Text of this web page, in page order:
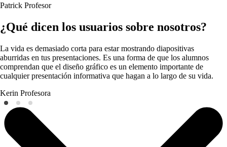
Patrick Profesor
¿Qué dicen los usuarios sobre nosotros?
La vida es demasiado corta para estar mostrando diapositivas
aburridas en tus presentaciones. Es una forma de que los alumnos
comprendan que el diseño gráfico es un elemento importante de
cualquier presentación informativa que hagan a lo largo de su vida.
Kerin Profesora